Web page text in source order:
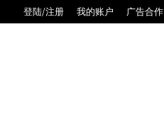
登陆/注册 我的账户 广告合作